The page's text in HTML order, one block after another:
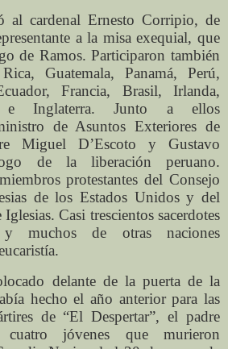
al cardenal Ernesto Corripio, de
a la misa exequial, que
de Ramos. Participaron también
Guatemala, Panamá, Perú,
Francia, Brasil, Irlanda,
e Inglaterra. Junto a ellos
de Asuntos Exteriores de
Miguel D’Escoto y Gustavo
de la liberación peruano.
protestantes del Consejo
de los Estados Unidos y del
Casi trescientos sacerdotes
muchos de otras naciones
delante de la puerta de la
hecho el año anterior para las
de “El Despertar”, el padre
jóvenes que murieron